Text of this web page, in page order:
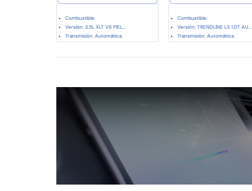
Combustible:
Versión: 3.5L XLT V6 PIEL...
Transmisión: Automática
Combustible:
Versión: TRENDLINE L3 1.0T AU...
Transmisión: Automática